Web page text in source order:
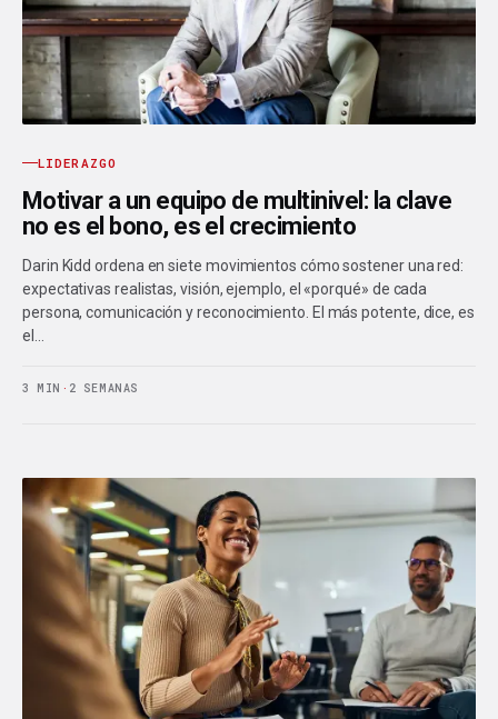
LIDERAZGO
Motivar a un equipo de multinivel: la clave
no es el bono, es el crecimiento
Darin Kidd ordena en siete movimientos cómo sostener una red:
expectativas realistas, visión, ejemplo, el «porqué» de cada
persona, comunicación y reconocimiento. El más potente, dice, es
el…
3 MIN · 2 SEMANAS